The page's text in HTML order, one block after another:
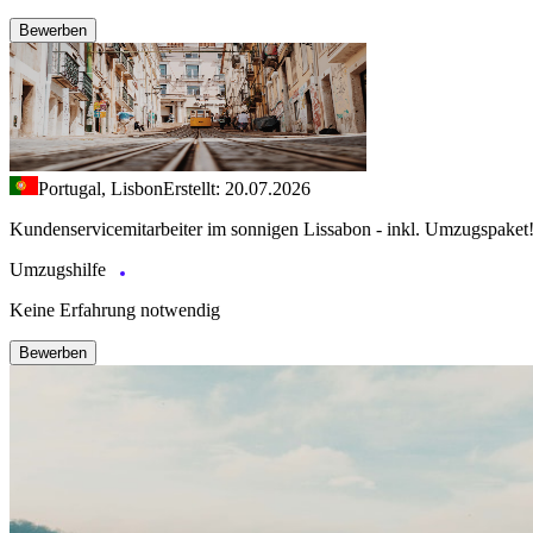
Bewerben
Portugal, LisbonErstellt: 20.07.2026
Kundenservicemitarbeiter im sonnigen Lissabon - inkl. Umzugspaket!
Umzugshilfe
Keine Erfahrung notwendig
Bewerben